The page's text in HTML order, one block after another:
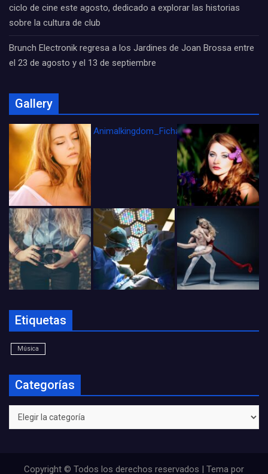
ciclo de cine este agosto, dedicado a explorar las historias
sobre la cultura de club
Brunch Electronik regresa a los Jardines de Joan Brossa entre
el 23 de agosto y el 13 de septiembre
Gallery
Animalkingdom_FichaCine
Etiquetas
Música
Categorías
Categorías
Copyright © Todos los derechos reservados | Tema por